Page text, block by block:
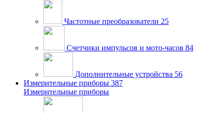
Частотные преобразователи 25
Счетчики импульсов и мото-часов 84
Дополнительные устройства 56
Измерительные приборы 387
Измерительные приборы